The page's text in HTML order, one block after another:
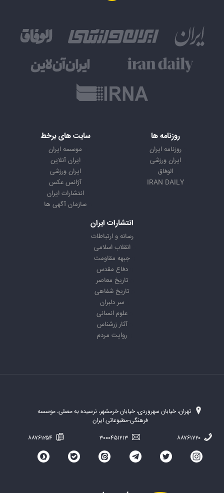
روزنامه ها
روزنامه ایران
ایران ورزشی
الوفاق
IRAN DAILY
سایت های برخط
موسسه ایران
ایران آنلاین
ایران ورزشی
آژانس عکس
انتشارات ایران
سازمان آگهی ها
انتشارات ایران
رسانه و ارتباطات
انقلاب اسلامی
جبهه مقاومت
دفاع مقدس
تاریخ معاصر
تاریخ شفاهی
سر دلبران
علوم انسانی
آثار زرشناس
روایت مردم
تهران، خیابان سهروردی، خیابان خرمشهر، نرسیده به مصلی، موسسه
فرهنگی-مطبوعاتی ایران